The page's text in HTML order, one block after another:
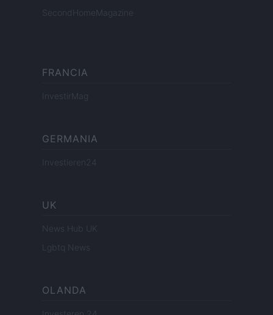
SecondHomeMagazine
FRANCIA
InvestirMag
GERMANIA
Investieren24
UK
News Hub UK
Lgbtq News
OLANDA